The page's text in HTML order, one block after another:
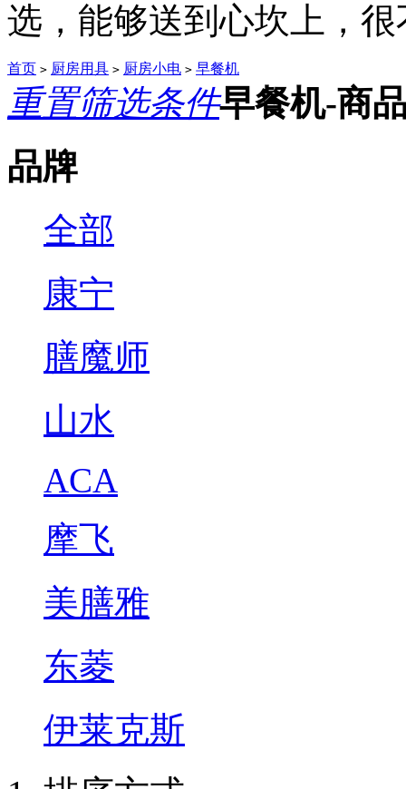
选，能够送到心坎上，很
首页 > 厨房用具 > 厨房小电 > 早餐机
重置筛选条件早餐机-商
品牌
全部
康宁
膳魔师
山水
ACA
摩飞
美膳雅
东菱
伊莱克斯